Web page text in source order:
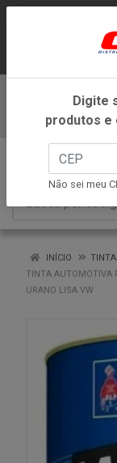
INÍCIO
TINTA AUTOMOTIVA
URANO LISA VW
Digite
produtos e
Não sei meu